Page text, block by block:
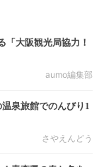
「大阪観光局協力！
aumo編集部
泉旅館でのんびり1
さやえんどう